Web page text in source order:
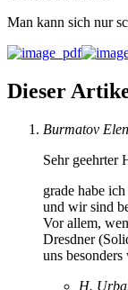
Man kann sich nur
Dieser
Burmatov
Sehr geehrter
grade habe
und wir sind
Vor allem,
Dresdner
uns besonders
H.